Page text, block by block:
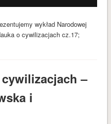
wykład Narodowej
o cywilizacjach cz.17;
cywilizacjach –
i